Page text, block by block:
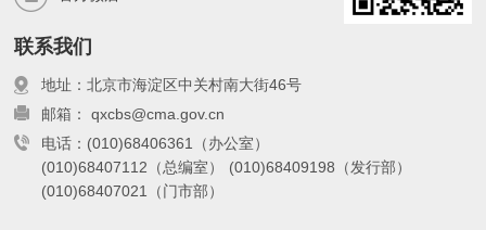
联系我们
地址：北京市海淀区中关村南大街46号
邮箱： qxcbs@cma.gov.cn
电话：(010)68406361（办公室）
(010)68407112（总编室）
(010)68409198（发行部）
(010)68407021（门市部）